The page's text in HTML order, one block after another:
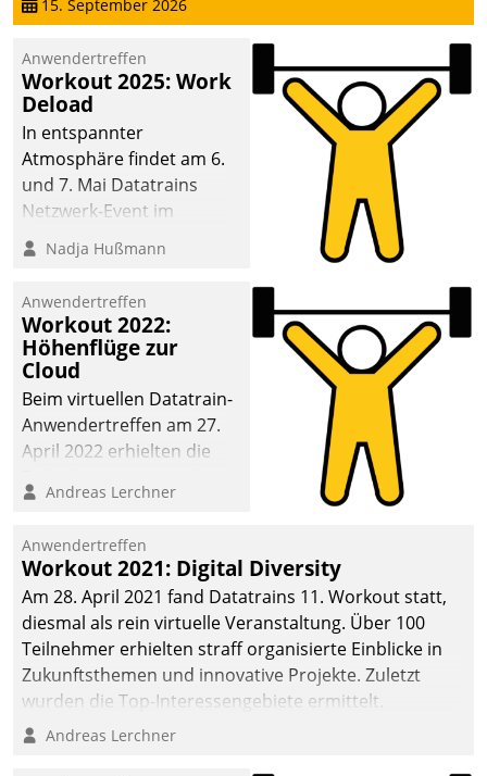
15. September 2026
Anwendertreffen
Workout 2025: Work
Deload
In entspannter
Atmosphäre findet am 6.
und 7. Mai Datatrains
Netzwerk-Event im
Kunden- und Partnerkreis
statt. Zentrale Frage: Wie
Mammutprojekte
meistern und Workloads
wuppen – bei zunehmend
anspruchsvollen
Aufgaben und
abnehmendem
Nadja Hußmann
Anwendertreffen
Workout 2022:
Höhenflüge zur
Cloud
Beim virtuellen Datatrain-
Anwendertreffen am 27.
April 2022 erhielten die
Teilnehmer kurzweilige
Cloud-Strategien und -
Lösungen mit hohem
Zukunftspotenzial.
Andreas Lerchner
Anwendertreffen
Workout 2021: Digital Diversity
Am 28. April 2021 fand Datatrains 11. Workout statt,
diesmal als rein virtuelle Veranstaltung. Über 100
Teilnehmer erhielten straff organisierte Einblicke in
Zukunftsthemen und innovative Projekte. Zuletzt
wurden die Top-Interessengebiete ermittelt.
Andreas Lerchner